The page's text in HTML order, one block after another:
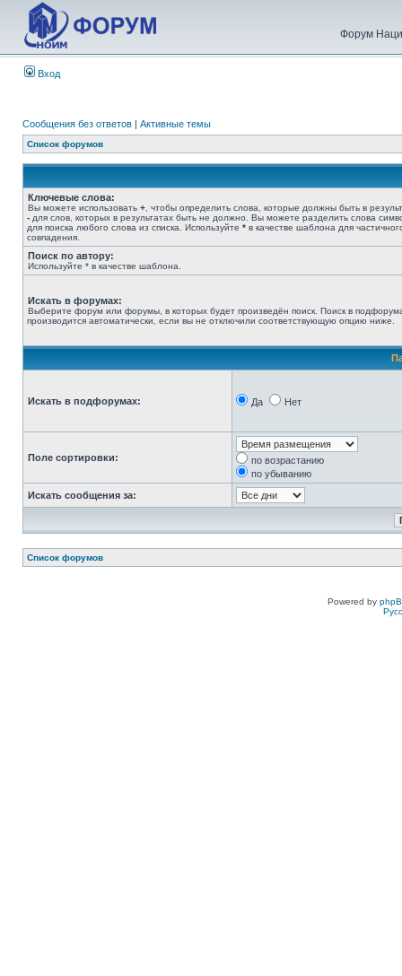
Форум
Вход
Сообщения без ответов | Активные темы
Список форумов
Ключевые слова:
Вы можете использовать + , чтобы определить слова, которые должны быть в
- для слов, которых в результатах быть не должно. Вы можете разделить слова
для поиска любого слова из списка. Используйте * в качестве шаблона для
совпадения.
Поиск по автору:
Используйте * в качестве шаблона.
Искать в форумах:
Выберите форум или форумы, в которых будет произведён поиск. Поиск в
производится автоматически, если вы не отключили соответствующую опцию ниже.
Искать в подфорумах: Да Нет
Поле сортировки:
по возрастанию
по убыванию
Искать сообщения за:
Список форумов
Powered by